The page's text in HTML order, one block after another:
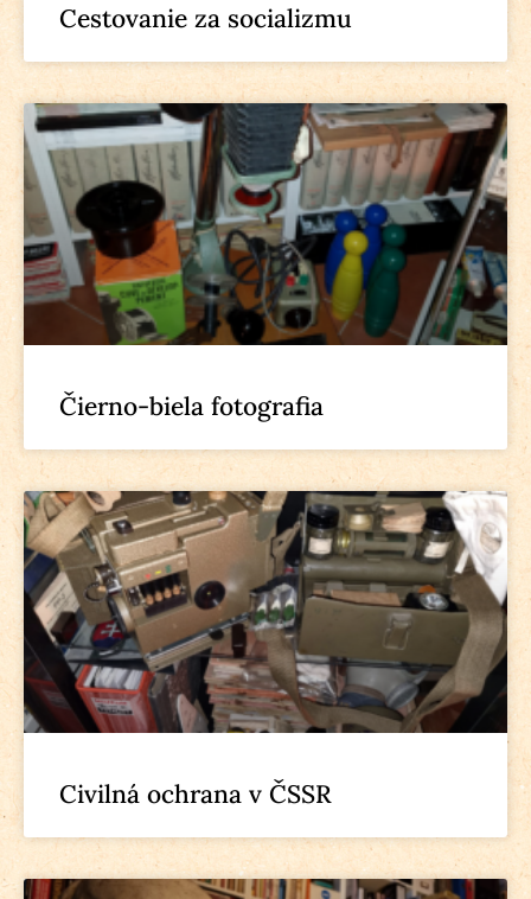
Cestovanie za socializmu
Čierno-biela fotografia
Civilná ochrana v ČSSR